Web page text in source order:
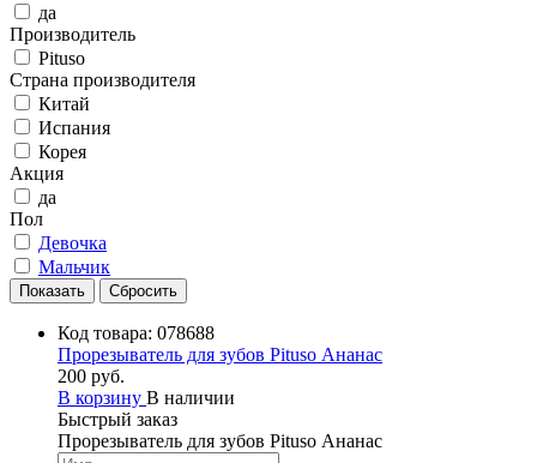
да
Производитель
Pituso
Страна производителя
Китай
Испания
Корея
Акция
да
Пол
Девочка
Мальчик
Код товара: 078688
Прорезыватель для зубов Pituso Ананас
200 руб.
В корзину В наличии
Быстрый заказ
Прорезыватель для зубов Pituso Ананас